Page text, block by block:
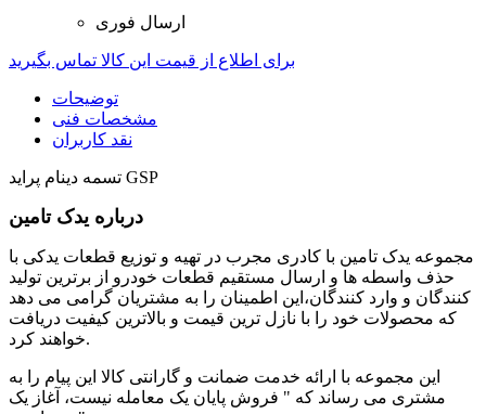
ارسال فوری
برای اطلاع از قیمت این کالا تماس بگیرید
توضیحات
مشخصات فنی
نقد کاربران
تسمه دینام پراید GSP
درباره یدک تامین
مجموعه یدک تامین با کادری مجرب در تهیه و توزیع قطعات یدکی با
حذف واسطه ها و ارسال مستقیم قطعات خودرو از برترین تولید
کنندگان و وارد کنندگان،این اطمینان را به مشتریان گرامی می دهد
که محصولات خود را با نازل ترین قیمت و بالاترین کیفیت دریافت
خواهند کرد.
این مجموعه با ارائه خدمت ضمانت و گارانتی کالا این پیام را به
مشتری می رساند که " فروش پایان یک معامله نیست، آغاز یک